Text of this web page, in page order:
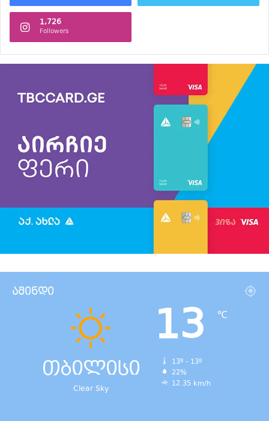
1,726
Followers
ამინდი
თბილისი
Clear Sky
13 ℃
13º - 13º
22%
12.35 km/h